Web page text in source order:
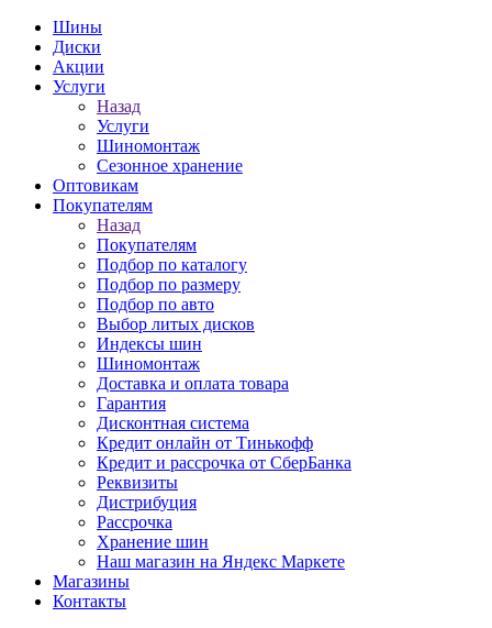
Шины
Диски
Акции
Услуги
Назад
Услуги
Шиномонтаж
Сезонное хранение
Оптовикам
Покупателям
Назад
Покупателям
Подбор по каталогу
Подбор по размеру
Подбор по авто
Выбор литых дисков
Индексы шин
Шиномонтаж
Доставка и оплата товара
Гарантия
Дисконтная система
Кредит онлайн от Тинькофф
Кредит и рассрочка от СберБанка
Реквизиты
Дистрибуция
Рассрочка
Хранение шин
Наш магазин на Яндекс Маркете
Магазины
Контакты